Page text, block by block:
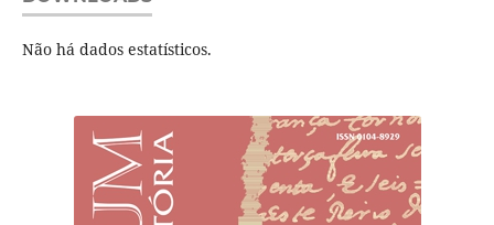
Não há dados estatísticos.